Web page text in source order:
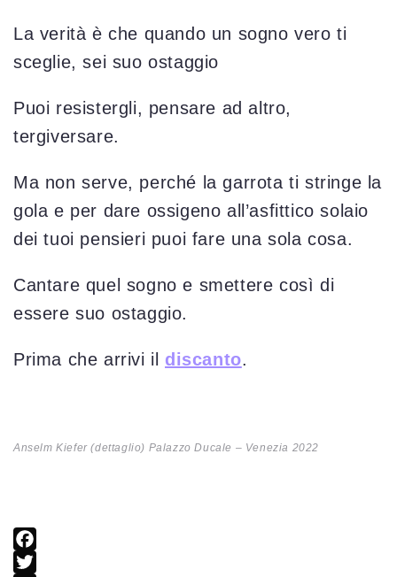
La verità è che quando un sogno vero ti
sceglie, sei suo ostaggio
Puoi resistergli, pensare ad altro,
tergiversare.
Ma non serve, perché la garrota ti stringe la
gola e per dare ossigeno all’asfittico solaio
dei tuoi pensieri puoi fare una sola cosa.
Cantare quel sogno e smettere così di
essere suo ostaggio.
Prima che arrivi il discanto.
Anselm Kiefer (dettaglio) Palazzo Ducale – Venezia 2022
F